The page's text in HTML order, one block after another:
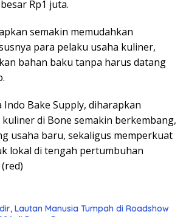
Rp1 juta.
semakin memudahkan
para pelaku usaha kuliner,
bahan baku tanpa harus datang
Bake Supply, diharapkan
di Bone semakin berkembang,
usaha baru, sekaligus memperkuat
lokal di tengah pertumbuhan
Lautan Manusia Tumpah di Roadshow